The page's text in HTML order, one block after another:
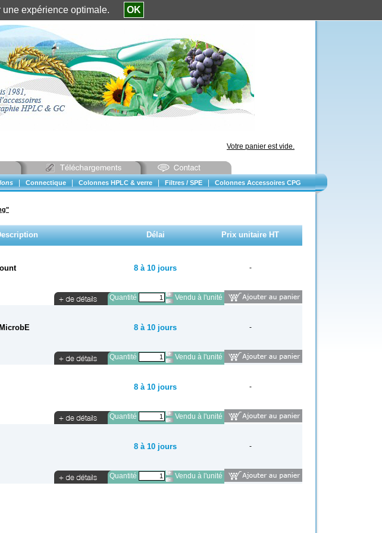
Identification client ||Mon compte
Votre panier est vide.
Connectique Colonnes HPLC & verre Filtres / SPE Colonnes Accessoires CPG
Délai Prix unitaire HT
8 à 10 jours -
Quantité Vendu à l'unité
8 à 10 jours -
Quantité Vendu à l'unité
8 à 10 jours -
Quantité Vendu à l'unité
8 à 10 jours -
Quantité Vendu à l'unité
une expérience optimale. OK